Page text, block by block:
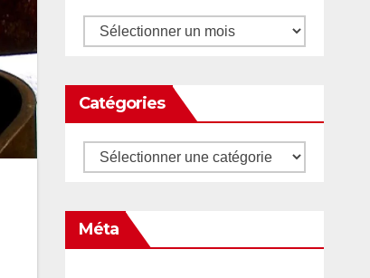
Archives
Catégories
Catégories
Méta